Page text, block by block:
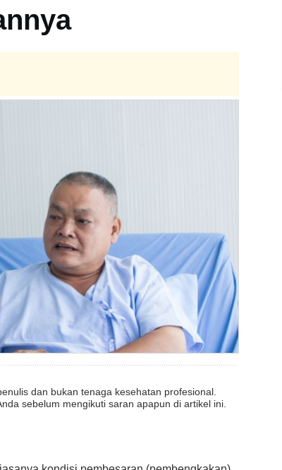
dan bukan tenaga kesehatan profesional.
sebelum mengikuti saran apapun di artikel ini.